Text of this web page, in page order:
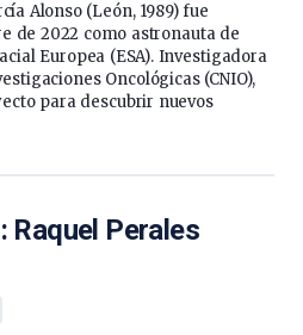
Alonso (León, 1989) fue
de 2022 como astronauta de
Europea (ESA). Investigadora
Oncológicas (CNIO),
para descubrir nuevos
Raquel Perales